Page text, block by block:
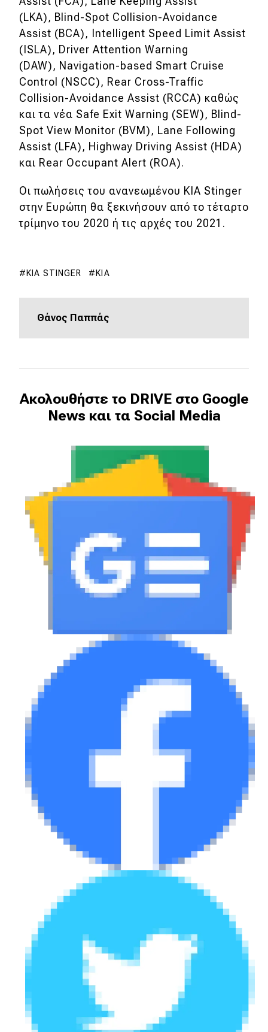
eDRIVE
DRIVE USED
(LKA), Blind-Spot Collision-Avoidance
Assist (BCA), Intelligent Speed Limit Assist
(ISLA), Driver Attention Warning
(DAW), Navigation-based Smart Cruise
Control (NSCC), Rear Cross-Traffic
Collision-Avoidance Assist (RCCA) καθώς
και τα νέα Safe Exit Warning (SEW), Blind-
Spot View Monitor (BVM), Lane Following
Assist (LFA), Highway Driving Assist (HDA)
και Rear Occupant Alert (ROA).
Οι πωλήσεις του ανανεωμένου KIA Stinger
στην Ευρώπη θα ξεκινήσουν από το τέταρτο
τρίμηνο του 2020 ή τις αρχές του 2021.
KIA STINGER KIA
Θάνος Παππάς
Ακολουθήστε το DRIVE στο Google
News και τα Social Media